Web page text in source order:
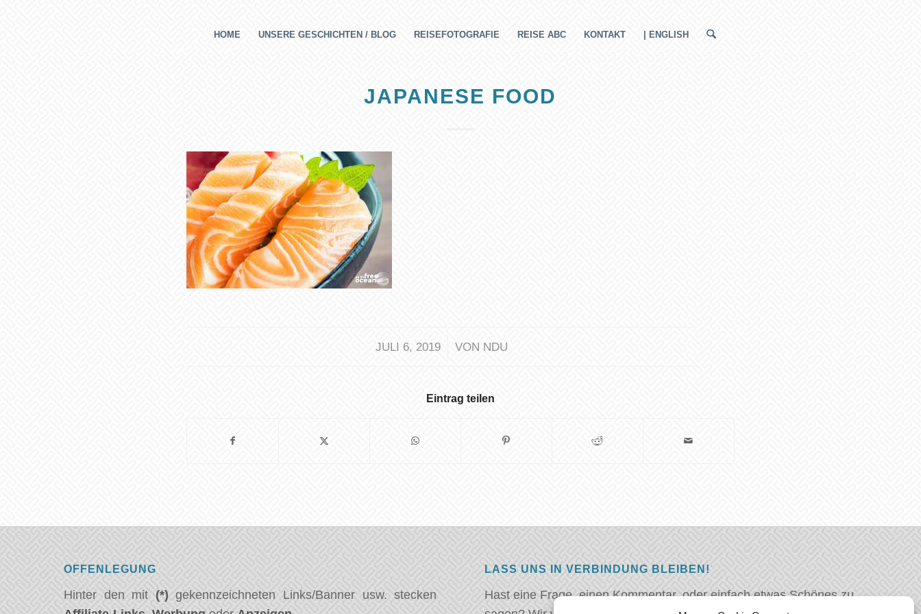
HOME UNSERE GESCHICHTEN / BLOG REISEFOTOGRAFIE REISE ABC KONTAKT | ENGLISH
JAPANESE FOOD
JULI 6, 2019
/ VON NDU
Eintrag teilen
OFFENLEGUNG
Hinter den mit (*)gekennzeichneten Links/Banner usw. stecken
LASS UNS IN VERBINDUNG BLEIBEN!
Hast eine Frage, einen Kommentar, oder einfach etwas Schönes zu